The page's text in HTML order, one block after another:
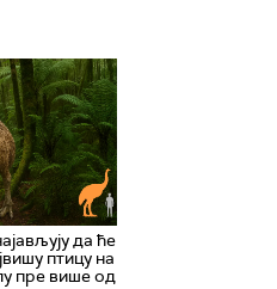
да ће
птицу на
пре више од